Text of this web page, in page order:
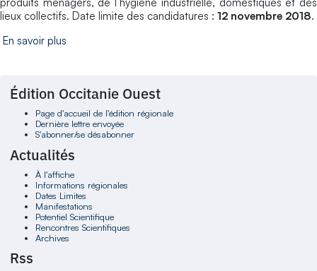
lieux collectifs. Date limite des candidatures : 12 novembre 2018.
En savoir plus
Édition Occitanie Ouest
Page d'accueil de l'édition régionale
Dernière lettre envoyée
S'abonner/se désabonner
Actualités
À l'affiche
Informations régionales
Dates Limites
Manifestations
Potentiel Scientifique
Rencontres Scientifiques
Archives
Rss